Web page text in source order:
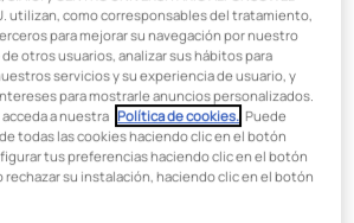
no solo persigue la optimización del
sino que va más allá, buscando
vida de los atletas y fomentar un
competición. Algunos de los beneficios
utilizan, como corresponsables del tratamiento,
para mejorar su navegación por nuestro
otros usuarios, analizar sus hábitos para
servicios y su experiencia de usuario, y
para mostrarle anuncios personalizados.
a nuestra Política de cookies. . Puede
todas las cookies haciendo clic en el botón
tus preferencias haciendo clic en el botón
rechazar su instalación, haciendo clic en el botón